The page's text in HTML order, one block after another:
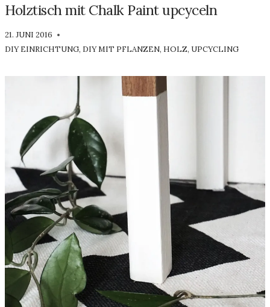
Holztisch mit Chalk Paint upcyceln
VON
SCHERE
PAPIER
21. JUNI 2016
DIY EINRICHTUNG, DIY MIT PFLANZEN, HOLZ, UPCYCLING